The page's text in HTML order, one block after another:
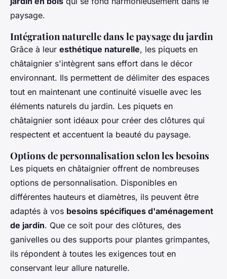
paysage.
Intégration naturelle dans le paysage du jardin
Grâce à leur esthétique naturelle, les piquets en
châtaignier s'intègrent sans effort dans le décor
environnant. Ils permettent de délimiter des espaces
tout en maintenant une continuité visuelle avec les
éléments naturels du jardin. Les piquets en
châtaignier sont idéaux pour créer des clôtures qui
respectent et accentuent la beauté du paysage.
Options de personnalisation selon les besoins
Les piquets en châtaignier offrent de nombreuses
options de personnalisation. Disponibles en
différentes hauteurs et diamètres, ils peuvent être
adaptés à vos besoins spécifiques d'aménagement
de jardin. Que ce soit pour des clôtures, des
ganivelles ou des supports pour plantes grimpantes,
ils répondent à toutes les exigences tout en
conservant leur allure naturelle.